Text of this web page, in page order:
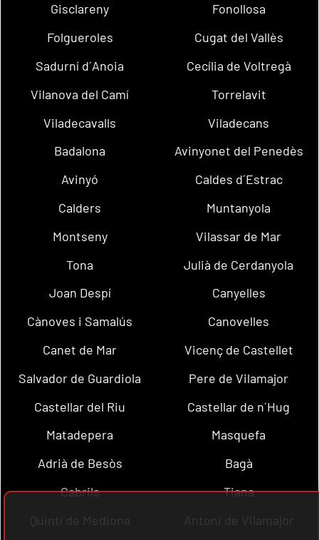
Gisclareny
Fonollosa
Folgueroles
Cugat del Vallès
Sadurní d´Anoia
Cecília de Voltregà
Vilanova del Camí
Torrelavit
Viladecavalls
Viladecans
Badalona
Avinyonet del Penedès
Avinyó
Caldes d´Estrac
Calders
Muntanyola
Montseny
Vilassar de Mar
Tona
Julià de Cerdanyola
Joan Despí
Canyelles
Cànoves i Samalús
Canovelles
Canet de Mar
Vicenç de Castellet
Salvador de Guardiola
Pere de Vilamajor
Castellar del Riu
Castellar de n´Hug
Matadepera
Masquefa
Adrià de Besòs
Bagà
Cabrils
Tiana
Quintí de Mediona
Antoni de Vilamajor